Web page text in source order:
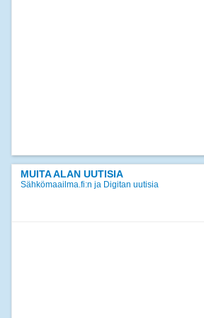
MUITA ALAN UUTISIA
Sähkömaailma.fi:n ja Digitan uutisia